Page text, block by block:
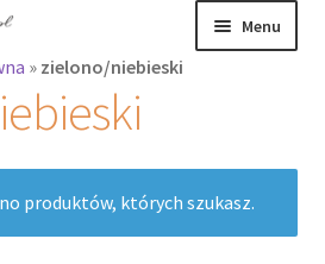
Menu
» zielono/niebieski
produktów, których szukasz.